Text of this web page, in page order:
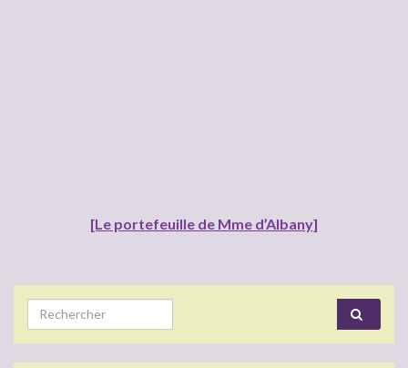
[Le portefeuille de Mme d’Albany]
Search for: